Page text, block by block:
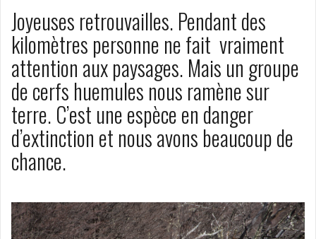
Joyeuses retrouvailles. Pendant des
kilomètres personne ne fait vraiment
attention aux paysages. Mais un groupe
de cerfs huemules nous ramène sur
terre. C’est une espèce en danger
d’extinction et nous avons beaucoup de
chance.